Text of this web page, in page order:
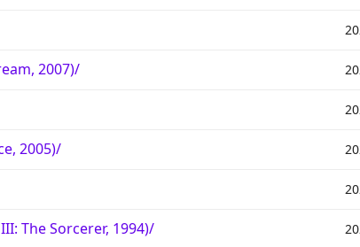
2007)/
2005)/
The Sorcerer, 1994)/